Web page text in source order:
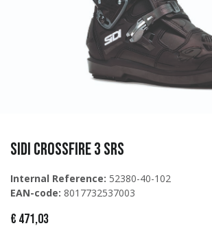
Sidi Crossfire 3 SRS
Internal Reference: 52380-40-102
EAN-code: 8017732537003
€ 471,03